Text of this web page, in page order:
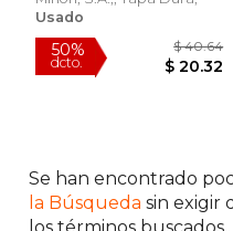
Usado
Se han encontrado
la Búsqueda sin exigir
los términos buscados..